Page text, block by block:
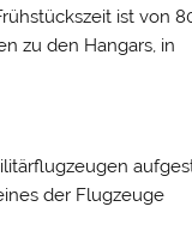
ist von
zu den Hangars, in
der Flugzeuge